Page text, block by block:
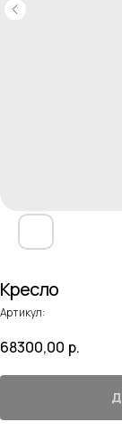
Кресло
Артикул:
68300,00 р.